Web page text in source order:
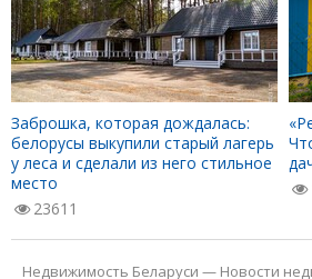
Заброшка, которая дождалась:
белорусы выкупили старый лагерь
у леса и сделали из него стильное
место
23611
Недвижимость Беларуси — Новости